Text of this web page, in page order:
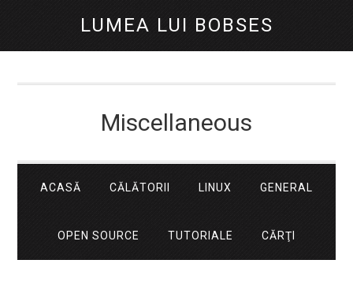
LUMEA LUI BOBSES
Miscellaneous
ACASĂ CĂLĂTORII LINUX GENERAL
OPEN SOURCE TUTORIALE CĂRŢI